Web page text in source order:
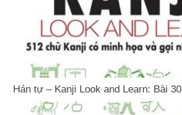
Hán tự – Kanji Look and Learn: Bài 30